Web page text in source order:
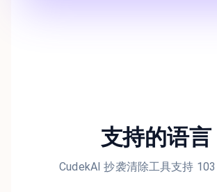
支持的语言
CudekAI 抄袭清除工具支持